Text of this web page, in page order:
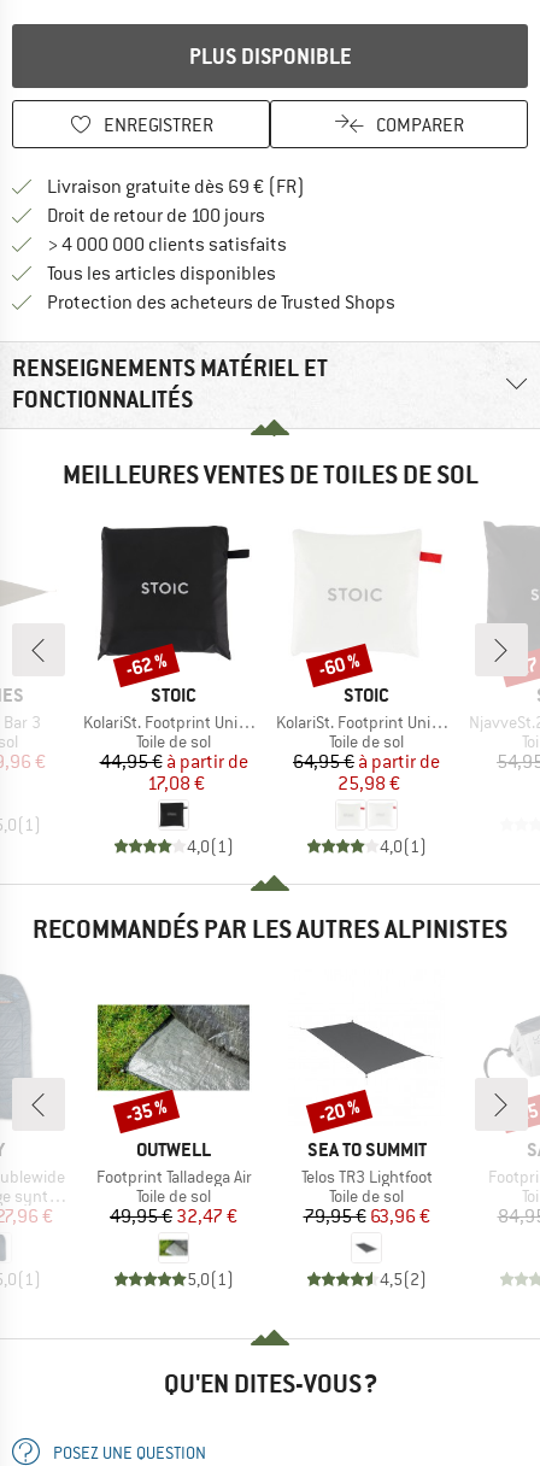
PLUS DISPONIBLE
ENREGISTRER COMPARER
Livraison gratuite dès 69 € (FR)
Droit de retour de 100 jours
> 4 000 000 clients satisfaits
Tous les articles disponibles
Protection des acheteurs de Trusted Shops
RENSEIGNEMENTS MATÉRIEL ET
FONCTIONNALITÉS
MEILLEURES VENTES DE TOILES DE SOL
3
réduit
€
(1 )
MARQUE
STOIC
Article
KolariSt. Footprint Universal
Product group
Toile de sol
Prix
44,95 € Prix réduit
à partir de
17,08 €
4,0(1 )
Remise
-62 %
MARQUE
STOIC
Article
KolariSt. Footprint Universal UL
Product group
Toile de sol
Prix
64,95 € Prix réduit
à partir de
25,98 €
4,0(1 )
Remise
-60 %
Article
-
RECOMMANDÉS PAR LES AUTRES ALPINISTES
réduit
€
(1)
MARQUE
OUTWELL
Article
Footprint Talladega Air
Product group
Toile de sol
Prix
49,95 €Prix réduit
32,47 €
5,0(1)
Remise
-35 %
MARQUE
SEA TO SUMMIT
Article
Telos TR3 Lightfoot
Product group
Toile de sol
Prix
79,95 €Prix réduit
63,96 €
4,5(2)
Remise
-20 %
Article
-
QU'EN DITES-VOUS ?
POSEZ UNE QUESTION